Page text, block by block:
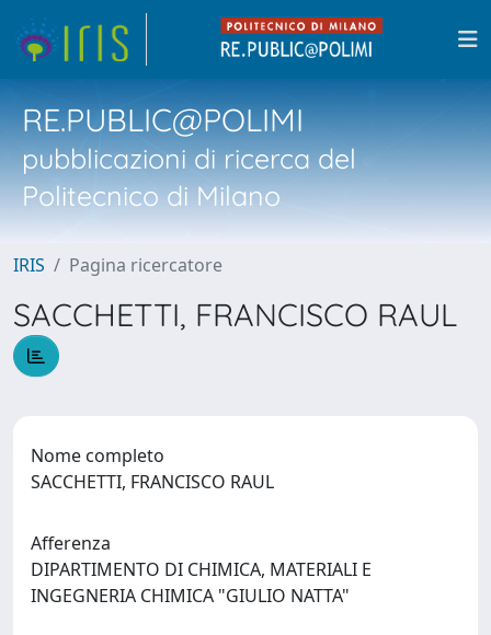
RE.PUBLIC@POLIMI
pubblicazioni di ricerca del
Politecnico di Milano
IRIS Pagina ricercatore
SACCHETTI, FRANCISCO RAUL
Nome completo
SACCHETTI, FRANCISCO RAUL
Afferenza
DIPARTIMENTO DI CHIMICA, MATERIALI E
INGEGNERIA CHIMICA "GIULIO NATTA"